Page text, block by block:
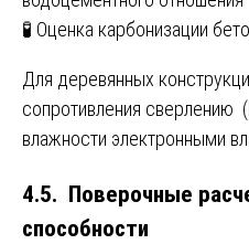
🧪 Оценка карбонизации
Для деревянных
сопротивления сверлению
влажности электронными
4.5. Поверочные
способности